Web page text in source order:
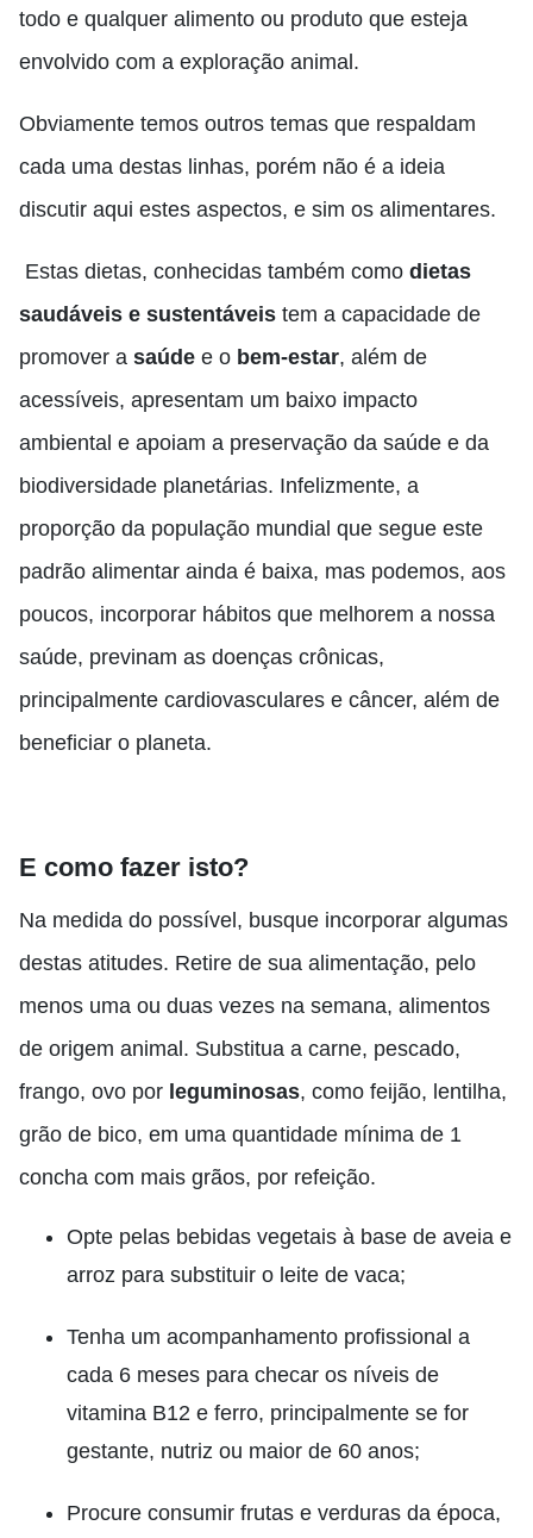
todo e qualquer alimento ou produto que esteja
envolvido com a exploração animal.
Obviamente temos outros temas que respaldam
cada uma destas linhas, porém não é a ideia
discutir aqui estes aspectos, e sim os alimentares.
Estas dietas, conhecidas também como dietas
saudáveis e sustentáveis tem a capacidade de
promover a saúde e o bem-estar, além de
acessíveis, apresentam um baixo impacto
ambiental e apoiam a preservação da saúde e da
biodiversidade planetárias. Infelizmente, a
proporção da população mundial que segue este
padrão alimentar ainda é baixa, mas podemos, aos
poucos, incorporar hábitos que melhorem a nossa
saúde, previnam as doenças crônicas,
principalmente cardiovasculares e câncer, além de
beneficiar o planeta.
E como fazer isto?
Na medida do possível, busque incorporar algumas
destas atitudes. Retire de sua alimentação, pelo
menos uma ou duas vezes na semana, alimentos
de origem animal. Substitua a carne, pescado,
frango, ovo por leguminosas, como feijão, lentilha,
grão de bico, em uma quantidade mínima de 1
concha com mais grãos, por refeição.
Opte pelas bebidas vegetais à base de aveia e
arroz para substituir o leite de vaca;
Tenha um acompanhamento profissional a
cada 6 meses para checar os níveis de
vitamina B12 e ferro, principalmente se for
gestante, nutriz ou maior de 60 anos;
Procure consumir frutas e verduras da época,